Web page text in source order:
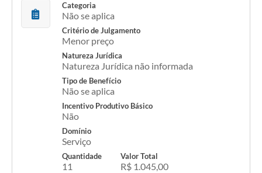
Projetos
Legislação e Decretos Municipais
Telefones Úteis
Serviços Online
Boletim de Vigilância em Saúde
Categoria
Não se aplica
Critério de Julgamento
Menor preço
Natureza Jurídica
Natureza Jurídica não informada
Tipo de Benefício
Não se aplica
Incentivo Produtivo Básico
Não
Domínio
Serviço
Quantidade
11
Valor Total
R$ 1.045,00